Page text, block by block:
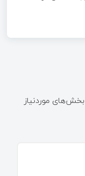
بخش‌های موردنیاز